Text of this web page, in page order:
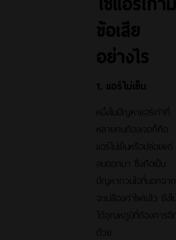
ข้อเสีย
อย่างไร
1. แอร์ไม่เย็น
หนึ่งในปัญหาแอร์เก่าที่
หลายคนต้องเจอก็คือ
แอร์ไม่เย็นหรือปล่อยแต่
ลมออกมา ซึ่งถือเป็น
ปัญหากวนใจที่นอกจาก
จะเปลืองค่าไฟแล้ว ยังไม่
ได้อุณหภูมิที่ต้องการอีก
ด้วย